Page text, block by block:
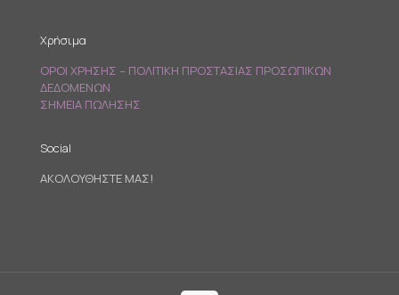
Χρήσιμα
ΟΡΟΙ ΧΡΗΣΗΣ – ΠΟΛΙΤΙΚΗ ΠΡΟΣΤΑΣΙΑΣ ΠΡΟΣΩΠΙΚΩΝ
ΔΕΔΟΜΕΝΩΝ
ΣΗΜΕΙΑ ΠΩΛΗΣΗΣ
Social
ΑΚΟΛΟΥΘΗΣΤΕ ΜΑΣ!